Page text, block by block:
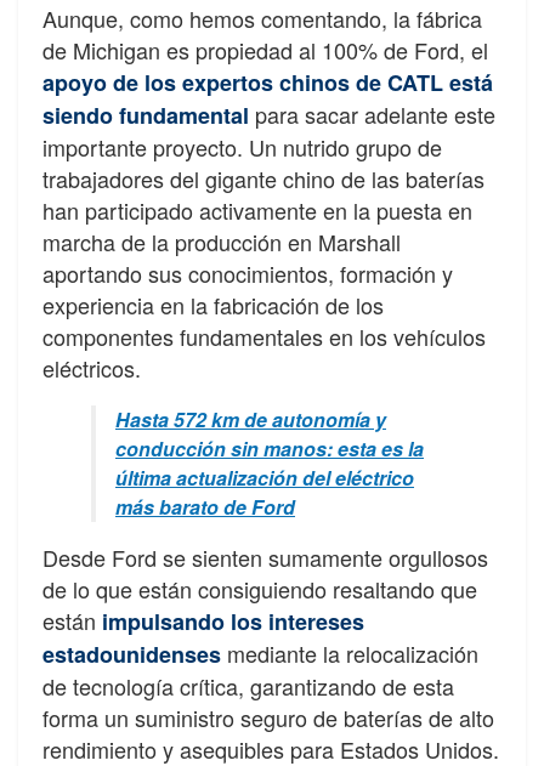
Aunque, como hemos comentando, la fábrica
de Michigan es propiedad al 100% de Ford, el
apoyo de los expertos chinos de CATL está
siendo fundamental para sacar adelante este
importante proyecto. Un nutrido grupo de
trabajadores del gigante chino de las baterías
han participado activamente en la puesta en
marcha de la producción en Marshall
aportando sus conocimientos, formación y
experiencia en la fabricación de los
componentes fundamentales en los vehículos
eléctricos.
Hasta 572 km de autonomía y
conducción sin manos: esta es la
última actualización del eléctrico
más barato de Ford
Desde Ford se sienten sumamente orgullosos
de lo que están consiguiendo resaltando que
están impulsando los intereses
estadounidenses mediante la relocalización
de tecnología crítica, garantizando de esta
forma un suministro seguro de baterías de alto
rendimiento y asequibles para Estados Unidos.